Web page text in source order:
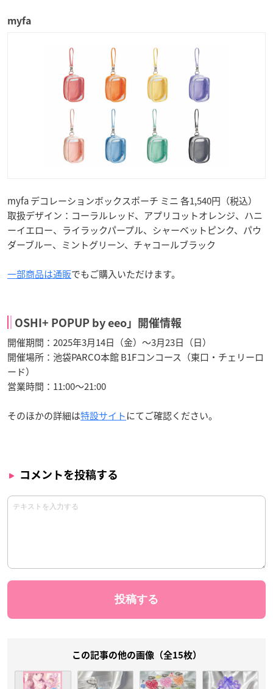
myfa
myfa デコレーションボックスポーチ ミニ 各1,540円（税込）
取扱デザイン：コーラルレッド、アプリコットオレンジ、ハニ
ーイエロー、ライラックパープル、シャーベットピンク、パウ
ダーブルー、ミントグリーン、チャコールブラック
一部商品は通販でもご購入いただけます。
OSHI+ POPUP by eeo」開催情報
開催期間：2025年3月14日（金）～3月23日（日）
開催場所：池袋PARCO本館 B1Fコンコース（東口・チェリーロ
ード）
営業時間：11:00～21:00
そのほかの詳細は特設サイトにてご確認ください。
コメントを投稿する
この記事の他の画像（全15枚）